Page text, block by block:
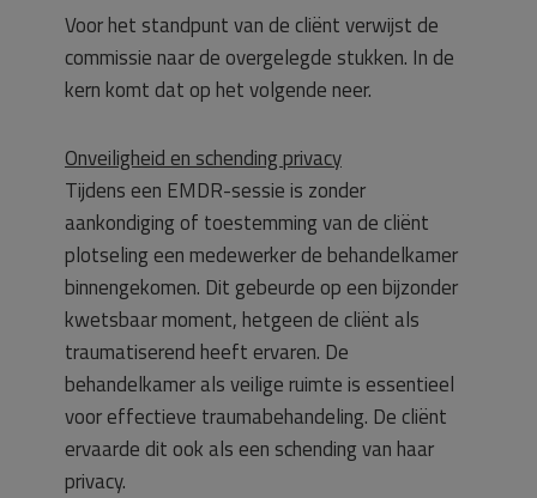
Voor het standpunt van de cliënt verwijst de
commissie naar de overgelegde stukken. In de
kern komt dat op het volgende neer.
Onveiligheid en schending privacy
Tijdens een EMDR-sessie is zonder
aankondiging of toestemming van de cliënt
plotseling een medewerker de behandelkamer
binnengekomen. Dit gebeurde op een bijzonder
kwetsbaar moment, hetgeen de cliënt als
traumatiserend heeft ervaren. De
behandelkamer als veilige ruimte is essentieel
voor effectieve traumabehandeling. De cliënt
ervaarde dit ook als een schending van haar
privacy.